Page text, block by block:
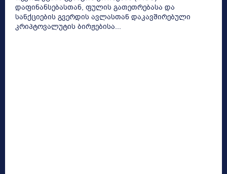
დაფინანსებასთან, ფულის გათეთრებასა და
სანქციების გვერდის ავლასთან დაკავშირებული
კრიპტოვალუტის ბირჟებისა...